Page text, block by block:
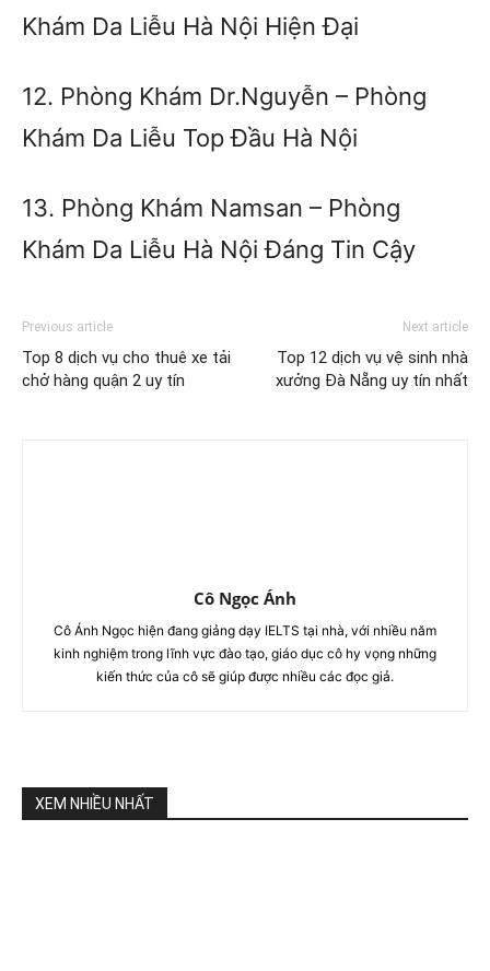
Khám Da Liễu Hà Nội Hiện Đại
12. Phòng Khám Dr.Nguyễn – Phòng
Khám Da Liễu Top Đầu Hà Nội
13. Phòng Khám Namsan – Phòng
Khám Da Liễu Hà Nội Đáng Tin Cậy
Previous article
Top 8 dịch vụ cho thuê xe tải
chở hàng quận 2 uy tín
Next article
Top 12 dịch vụ vệ sinh nhà
xưởng Đà Nẵng uy tín nhất
Cô Ngọc Ánh
Cô Ánh Ngọc hiện đang giảng dạy IELTS tại nhà, với nhiều năm
kinh nghiệm trong lĩnh vực đào tạo, giáo dục cô hy vọng những
kiến thức của cô sẽ giúp được nhiều các đọc giả.
XEM NHIỀU NHẤT